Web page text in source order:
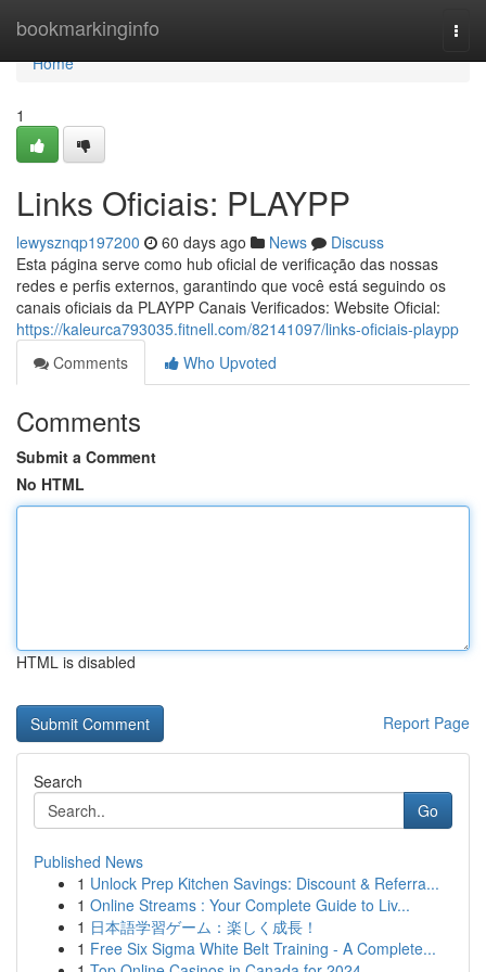
bookmarkinginfo
Home
Home
1
Links Oficiais: PLAYPP
lewysznqp197200 60 days ago News
Discuss
Esta página serve como hub oficial de verificação das nossas
redes e perfis externos, garantindo que você está seguindo os
canais oficiais da PLAYPP Canais Verificados: Website Oficial:
https://kaleurca793035.fitnell.com/82141097/links-oficiais-playpp
Comments
Who Upvoted
Comments
Submit a Comment
No HTML
HTML is disabled
Report Page
Search
Go
Published News
1 Unlock Prep Kitchen Savings: Discount & Referra...
1 Online Streams : Your Complete Guide to Liv...
1 日本語学習ゲーム：楽しく成長！
1 Free Six Sigma White Belt Training - A Complete...